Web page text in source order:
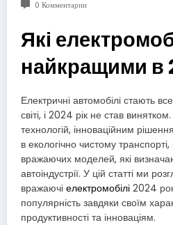
0 Комментарии
Які
найкращими в
Електричні автомобілі стають
світі, і 2024 рік не став
технологій, інноваційним
в екологічно чистому
вражаючих моделей, які
автоіндустрії. У цій статті ми
вражаючі електромобілі 2024
популярність завдяки своїм
продуктивності та інноваціям.